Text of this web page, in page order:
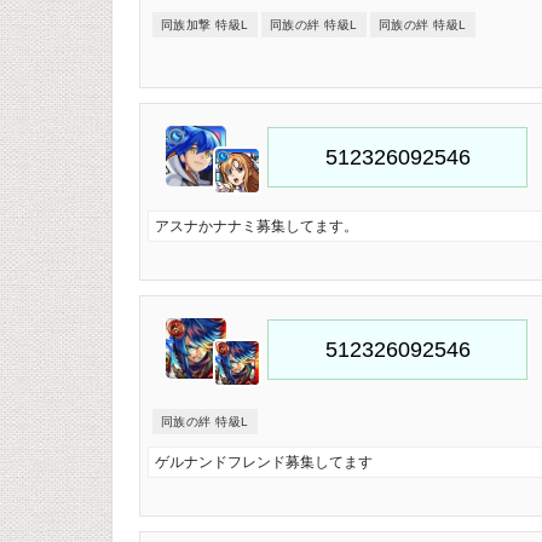
同族加撃 特級L 同族の絆 特級L 同族の絆 特級L
アスナかナナミ募集してます。
同族の絆 特級L
ゲルナンドフレンド募集してます